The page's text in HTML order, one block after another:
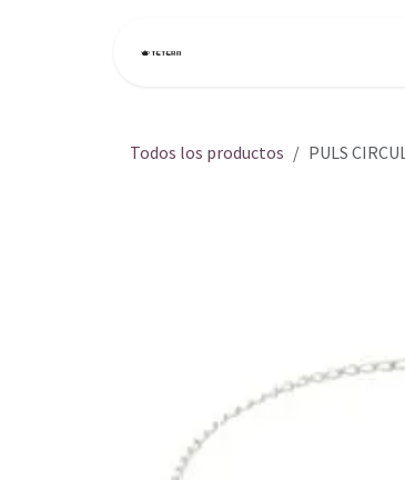
Todos los productos PULS